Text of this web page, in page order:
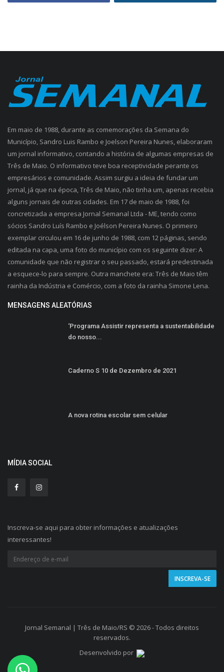
Em maio de 1988, durante as comemorações da Semana do
Município, Sandro Luis Rambo e Joelson Pereira Nunes, elaboraram
um jornal informativo, contando a história de algumas empresas de
Três de Maio. O informativo teve boa receptividade perante os
empresários e comunidade. Assim surgiu a ideia de fundar um
jornal, já que na época, Três de Maio, não tinha um, apenas recebia
alguns jornais de outras cidades. Em 17 de maio de 1988, foi
concretizada a empresa Jornal Semanal Ltda - ME, tendo como
sócios Sandro Luís Rambo e Joélson Pereira Nunes. O primeiro
exemplar circulou em 16 de junho de 1988, com 12 páginas, sendo
editada na capa, uma foto do município com os seguinte dizer: A
comunidade que não registrar o seu passado, estará predestinada
a esquece-lo para sempre. Outra manchete era: Três de Maio têm
rainha da Indústria e Comércio, com a foto da rainha Simone Lena.
MENSAGENS ALEATÓRIAS
‘Programa Assistir representa a sustentabilidade
do nosso...
Caderno S 10 de Dezembro de 2021
A nova rotina escolar sem celular
MÍDIA SOCIAL
Inscreva-se aqui para obter informações e atualizações
interessantes!
Jornal Semanal | Três de Maio/RS © 2026 - Todos direitos
reservados.
Desenvolvido por